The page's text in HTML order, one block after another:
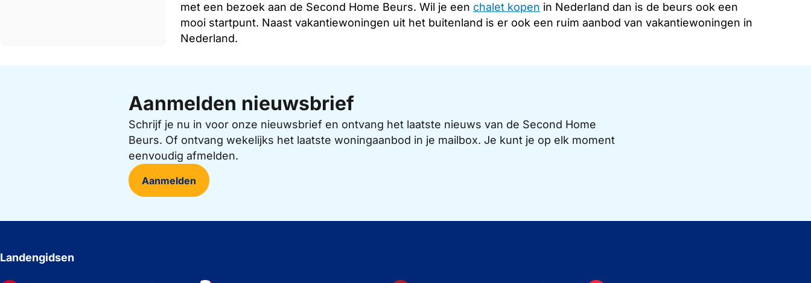
met een bezoek aan de Second Home Beurs. Wil je een chalet kopen in Nederland dan is de beurs ook een
mooi startpunt. Naast vakantiewoningen uit het buitenland is er ook een ruim aanbod van vakantiewoningen in
Nederland.
Aanmelden nieuwsbrief
Schrijf je nu in voor onze nieuwsbrief en ontvang het laatste nieuws van de Second Home
Beurs. Of ontvang wekelijks het laatste woningaanbod in je mailbox. Je kunt je op elk moment
eenvoudig afmelden.
Aanmelden
Landengidsen